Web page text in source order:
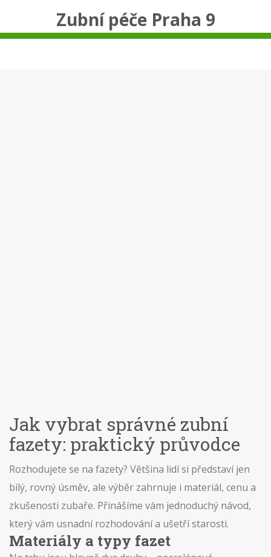
Zubní péče Praha 9
Jak vybrat správné zubní
fazety: praktický průvodce
Rozhodujete se na fazety? Většina lidí si představí jen
bílý, rovný úsměv, ale výběr zahrnuje i materiál, cenu a
zkušenosti zubaře. Přinášíme vám jednoduchý návod,
který vám usnadní rozhodování a ušetří starosti.
Materiály a typy fazet